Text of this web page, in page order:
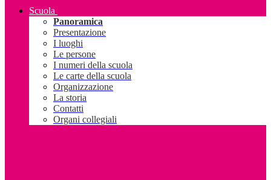
Scuola
Panoramica
Presentazione
I luoghi
Le persone
I numeri della scuola
Le carte della scuola
Organizzazione
La storia
Contatti
Organi collegiali